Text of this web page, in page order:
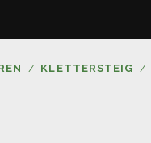
KLETTERSTEIG